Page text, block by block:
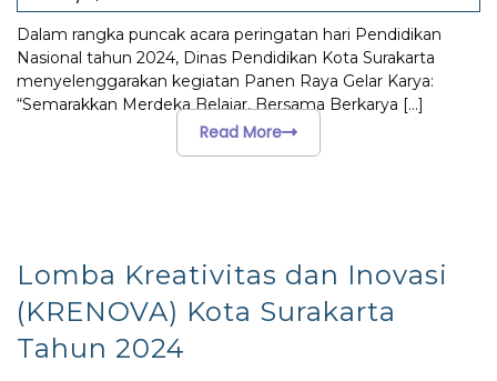
Dalam rangka puncak acara peringatan hari Pendidikan
Nasional tahun 2024, Dinas Pendidikan Kota Surakarta
menyelenggarakan kegiatan Panen Raya Gelar Karya:
“Semarakkan Merdeka Belajar, Bersama Berkarya [...]
Read More
Lomba Kreativitas dan Inovasi
(KRENOVA) Kota Surakarta
Tahun 2024